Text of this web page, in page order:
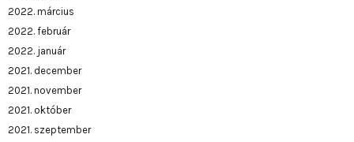
2022. március
2022. február
2022. január
2021. december
2021. november
2021. október
2021. szeptember